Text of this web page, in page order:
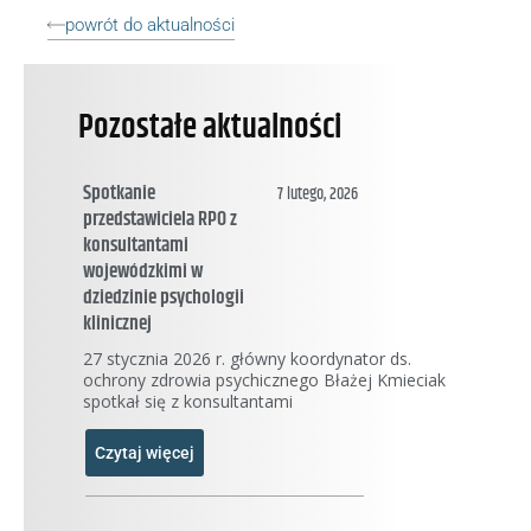
Pozostałe aktualności
Spotkanie
przedstawiciela RPO z
konsultantami
wojewódzkimi w
dziedzinie psychologii
klinicznej
7 lutego, 2026
27 stycznia 2026 r. główny koordynator ds.
ochrony zdrowia psychicznego Błażej Kmieciak
spotkał się z konsultantami
Czytaj więcej
powrót do aktualności